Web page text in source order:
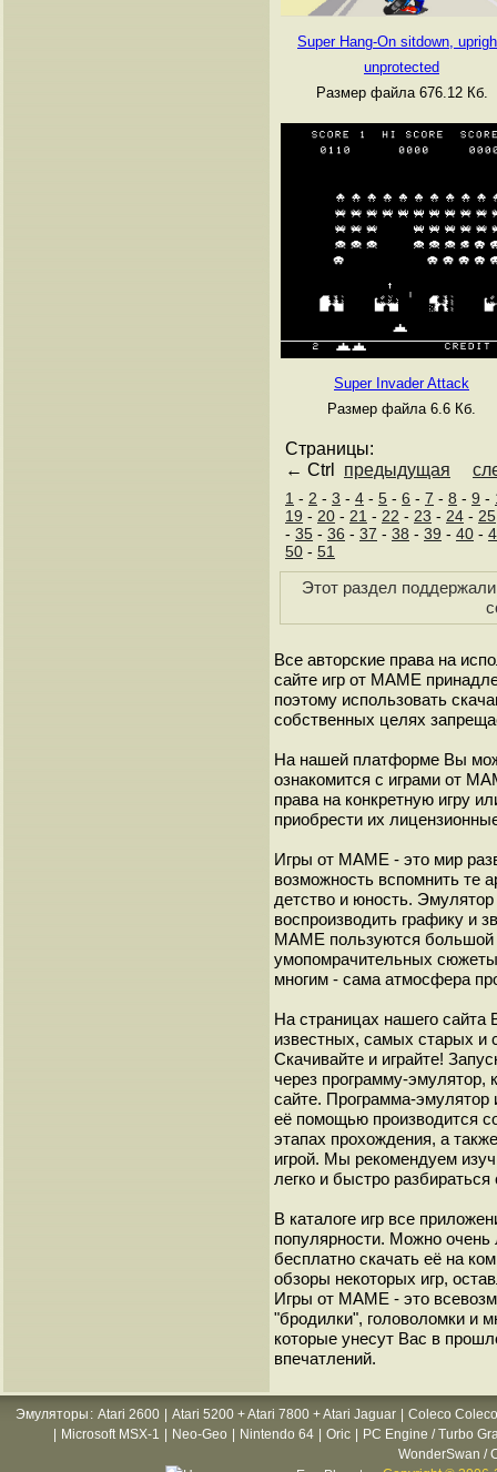
Super Hang-On sitdown,
unprotected
Размер файла 676.12 Кб.
Super Invader Attack
Размер файла 6.6 Кб.
Страницы:
← Ctrl предыдущая
1 - 2 - 3 - 4 - 5 - 6 - 7 - 8 - 9 -
19 - 20 - 21 - 22 - 23 - 24 - 25
- 35 - 36 - 37 - 38 - 39 - 40 -
50 - 51
Этот раздел
Все авторские права на
сайте игр от МАМЕ
поэтому использовать
собственных целях
На нашей платформе Вы
ознакомится с играми от
права на конкретную игру
приобрести их
Игры от МАМЕ - это мир
возможность вспомнить те
детство и юность.
воспроизводить графику и
МАМЕ пользуются большой
умопомрачительных
многим - сама атмосфера
На страницах нашего
известных, самых старых
Скачивайте и играйте!
через программу-эмулятор,
сайте. Программа-
её помощью производится
этапах прохождения, а
игрой. Мы рекомендуем
легко и быстро
В каталоге игр все
популярности. Можно очень
бесплатно скачать её на
обзоры некоторых игр,
Игры от МАМЕ - это
"бродилки", головоломки и
которые унесут Вас в
впечатлений.
Эмуляторы : Atari 2600 Atari 5200 + Atari 7800 + Atari Jaguar
Coleco
Microsoft MSX-1 Neo-Geo Nintendo 64 Oric
PC Engine / Turbo
WonderSwan /